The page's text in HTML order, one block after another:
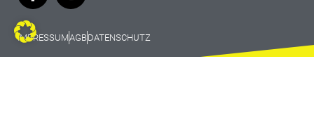
IMPRESSUMAGBDATENSCHUTZ